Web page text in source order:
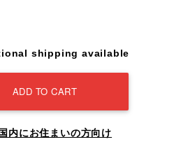
shipping available
ADD TO CART
内にお住まいの方向け